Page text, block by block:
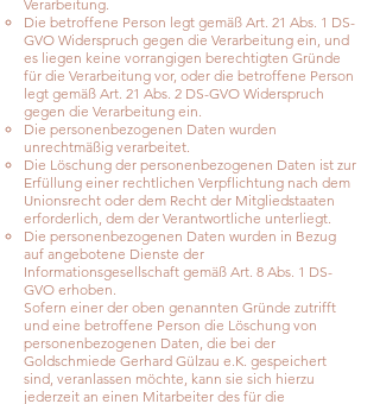
Verarbeitung.
Die betroffene Person legt gemäß Art. 21 Abs. 1 DS-
GVO Widerspruch gegen die Verarbeitung ein, und
es liegen keine vorrangigen berechtigten Gründe
für die Verarbeitung vor, oder die betroffene Person
legt gemäß Art. 21 Abs. 2 DS-GVO Widerspruch
gegen die Verarbeitung ein.
Die personenbezogenen Daten wurden
unrechtmäßig verarbeitet.
Die Löschung der personenbezogenen Daten ist zur
Erfüllung einer rechtlichen Verpflichtung nach dem
Unionsrecht oder dem Recht der Mitgliedstaaten
erforderlich, dem der Verantwortliche unterliegt.
Die personenbezogenen Daten wurden in Bezug
auf angebotene Dienste der
Informationsgesellschaft gemäß Art. 8 Abs. 1 DS-
GVO erhoben.
Sofern einer der oben genannten Gründe zutrifft
und eine betroffene Person die Löschung von
personenbezogenen Daten, die bei der
Goldschmiede Gerhard Gülzau e.K. gespeichert
sind, veranlassen möchte, kann sie sich hierzu
jederzeit an einen Mitarbeiter des für die